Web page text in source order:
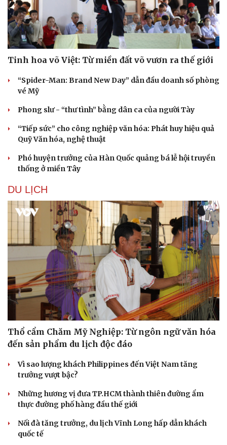
Văn hóa
Sân khấu - Điện ảnh
Văn học
Âm nhạc
Di sản
Nghệ sĩ
Thời trang
Tinh hoa võ Việt: Từ miền đất võ vươn ra thế giới
“Spider-Man: Brand New Day” dẫn đầu doanh số phòng
vé Mỹ
Phong slư - “thư tình” bằng dân ca của người Tày
“Tiếp sức” cho công nghiệp văn hóa: Phát huy hiệu quả
Quỹ Văn hóa, nghệ thuật
Phó huyện trưởng của Hàn Quốc quảng bá lễ hội truyền
thống ở miền Tây
DU LỊCH
Thổ cẩm Chăm Mỹ Nghiệp: Từ ngôn ngữ văn hóa
đến sản phẩm du lịch độc đáo
Vì sao lượng khách Philippines đến Việt Nam tăng
trưởng vượt bậc?
Những hương vị đưa TP.HCM thành thiên đường ẩm
thực đường phố hàng đầu thế giới
Nối đà tăng trưởng, du lịch Vĩnh Long hấp dẫn khách
quốc tế